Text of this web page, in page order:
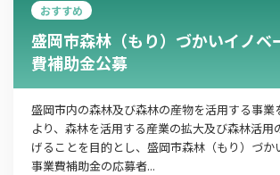
この補助金の情報をPDFダウンロ
盛岡市森林（もり）づかいイノベーシ
補助金
お名前
おすすめ
盛岡市森林（もり）づかいイノベ
費補助金公募
盛岡市内の森林及び森林の産物を活用する事業
より、森林を活用する産業の拡大及び森林活用
げることを目的とし、盛岡市森林（もり）づか
事業費補助金の応募者...